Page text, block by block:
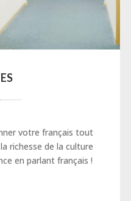
votre français tout
richesse de la culture
en parlant français !